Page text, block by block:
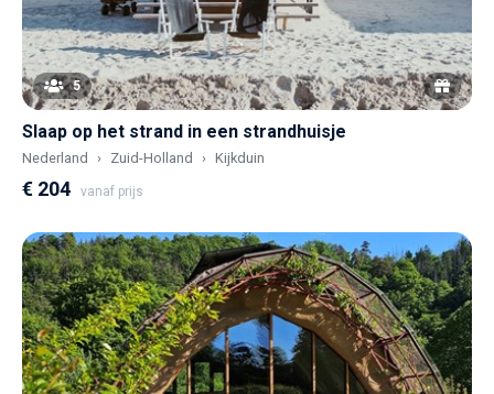
5
Slaap op het strand in een strandhuisje
Nederland Zuid-Holland Kijkduin
€ 204 vanaf prijs